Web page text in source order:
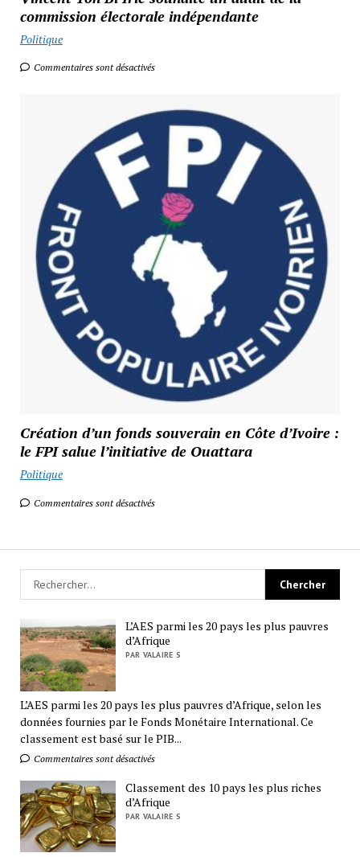
commission électorale indépendante
Politique
Commentaires sont désactivés
Création d’un fonds souverain en Côte d’Ivoire :
le FPI salue l’initiative de Ouattara
Politique
Commentaires sont désactivés
L’AES parmi les 20 pays les plus pauvres
d’Afrique
PAR VALAIRE S
L’AES parmi les 20 pays les plus pauvres d’Afrique, selon les
données fournies par le Fonds Monétaire International. Ce
classement est basé sur le PIB...
Commentaires sont désactivés
Classement des 10 pays les plus riches
d’Afrique
PAR VALAIRE S